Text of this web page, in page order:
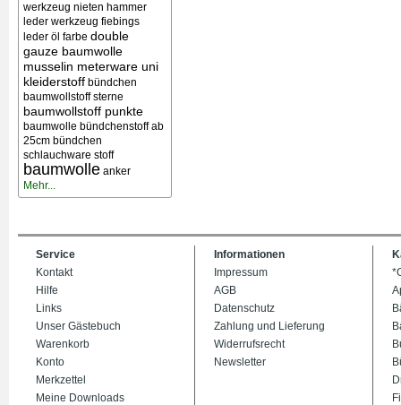
werkzeug nieten hammer
leder werkzeug fiebings
leder öl farbe double
gauze baumwolle
musselin meterware uni
kleiderstoff bündchen
baumwollstoff sterne
baumwollstoff punkte
baumwolle bündchenstoff ab
25cm bündchen
schlauchware stoff
baumwolle anker
Mehr...
Service
Kontakt
Hilfe
Links
Unser Gästebuch
Warenkorb
Konto
Merkzettel
Meine Downloads
Informationen
Impressum
AGB
Datenschutz
Zahlung und Lieferung
Widerrufsrecht
Newsletter